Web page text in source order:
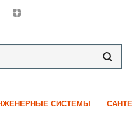
СИСТЕМЫ